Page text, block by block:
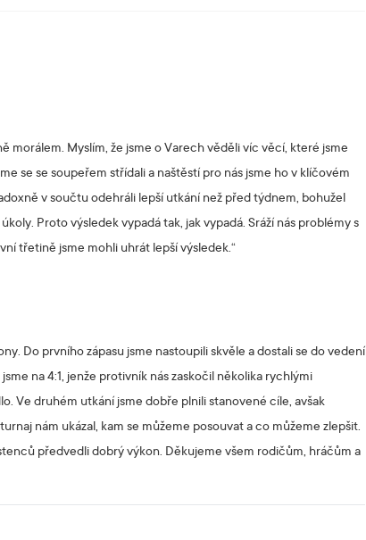
morálem. Myslím, že jsme o Varech věděli víc věcí, které jsme
se se soupeřem střídali a naštěstí pro nás jsme ho v klíčovém
v součtu odehráli lepší utkání než před týdnem, bohužel
Proto výsledek vypadá tak, jak vypadá. Sráží nás problémy s
třetině jsme mohli uhrát lepší výsledek.“
Do prvního zápasu jsme nastoupili skvěle a dostali se do vedení
na 4:1, jenže protivník nás zaskočil několika rychlými
Ve druhém utkání jsme dobře plnili stanovené cíle, avšak
nám ukázal, kam se můžeme posouvat a co můžeme zlepšit.
předvedli dobrý výkon. Děkujeme všem rodičům, hráčům a